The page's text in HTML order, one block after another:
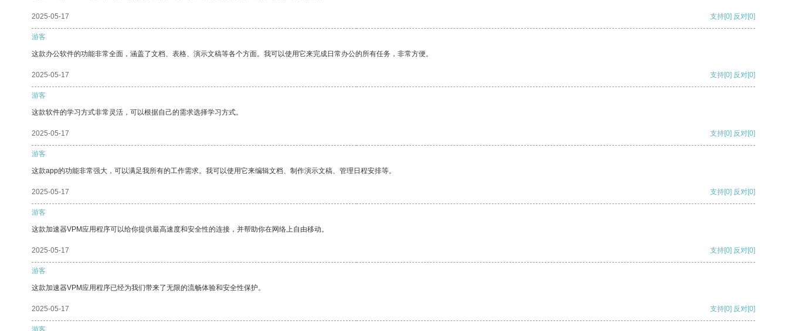
2025-05-17 支持[0] 反对[0]
游客
这款办公软件的功能非常全面，涵盖了文档、表格、演示文稿等各个方面。我可以使用它来完成日常办公的所有任务，非常方便。
2025-05-17 支持[0] 反对[0]
游客
这款软件的学习方式非常灵活，可以根据自己的需求选择学习方式。
2025-05-17 支持[0] 反对[0]
游客
这款app的功能非常强大，可以满足我所有的工作需求。我可以使用它来编辑文档、制作演示文稿、管理日程安排等。
2025-05-17 支持[0] 反对[0]
游客
这款加速器VPM应用程序可以给你提供最高速度和安全性的连接，并帮助你在网络上自由移动。
2025-05-17 支持[0] 反对[0]
游客
这款加速器VPM应用程序已经为我们带来了无限的流畅体验和安全性保护。
2025-05-17 支持[0] 反对[0]
游客